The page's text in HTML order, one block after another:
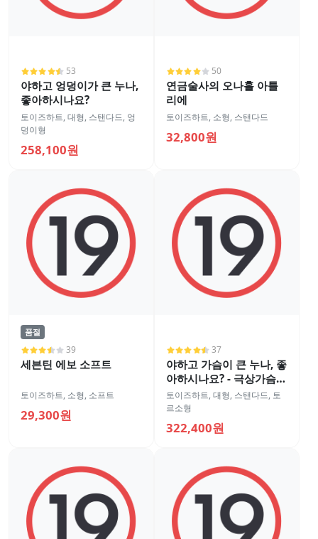
53
야하고 엉덩이가 큰 누나,
좋아하시나요?
토이즈하트,대형, 스탠다드, 엉
덩이형
258,100원
50
연금술사의 오나홀 아틀
리에
토이즈하트, 소형, 스탠다드
32,800원
품절
39
세븐틴 에보 소프트
토이즈하트, 소형, 소프트
29,300원
37
야하고 가슴이 큰 누나, 좋
아하시나요? - 극상가슴
게키시코 바디
토이즈하트,대형, 스탠다드, 토
르소형
322,400원